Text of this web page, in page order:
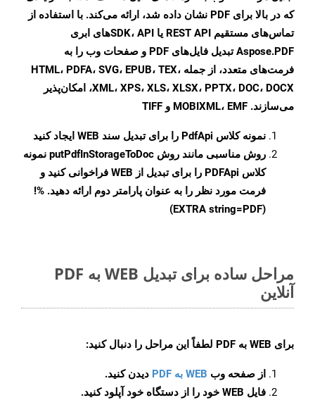
که در بالا برای PDF نشان داده شد، ارائه می‌کند. با استفاده از
تماس‌های مستقیم REST API یا SDK، API‌های ابری
Aspose.PDF تبدیل فایل‌های PDF و صفحات وب را به
فرمت‌های متعدد، از جمله HTML، PDFA، SVG، EPUB، TEX،
XML، XPS، XLS، XLSX، PPTX، DOC، DOCX، امکان‌پذیر
می‌سازند. MOBIXML، EMF و TIFF
نمونه کلاس PdfApi را برای تبدیل سند WEB ایجاد کنید
روش مناسبی مانند روش putPdfInStorageToDoc نمونه
کلاس PDFApi را برای تبدیل از WEB فراخوانی کنید و
فرمت مورد نظر را به عنوان پارامتر دوم ارائه دهید. %!
(EXTRA string=PDF)
مراحل ساده برای تبدیل WEB به PDF
آنلاین
برای WEB به PDF لطفاً این مراحل را دنبال کنید:
از صفحه وب WEB به PDF
دیدن کنید.
فایل WEB خود را از دستگاه خود آپلود کنید.